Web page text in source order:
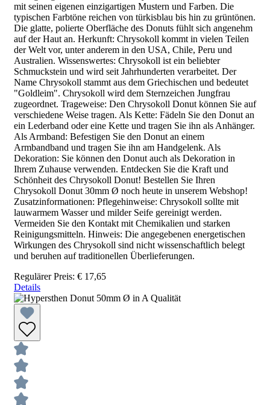
mit seinen eigenen einzigartigen Mustern und Farben. Die
typischen Farbtöne reichen von türkisblau bis hin zu grüntönen.
Die glatte, polierte Oberfläche des Donuts fühlt sich angenehm
auf der Haut an. Herkunft: Chrysokoll kommt in vielen Teilen
der Welt vor, unter anderem in den USA, Chile, Peru und
Australien. Wissenswertes: Chrysokoll ist ein beliebter
Schmuckstein und wird seit Jahrhunderten verarbeitet. Der
Name Chrysokoll stammt aus dem Griechischen und bedeutet
"Goldleim". Chrysokoll wird dem Sternzeichen Jungfrau
zugeordnet. Trageweise: Den Chrysokoll Donut können Sie auf
verschiedene Weise tragen. Als Kette: Fädeln Sie den Donut an
ein Lederband oder eine Kette und tragen Sie ihn als Anhänger.
Als Armband: Befestigen Sie den Donut an einem
Armbandband und tragen Sie ihn am Handgelenk. Als
Dekoration: Sie können den Donut auch als Dekoration in
Ihrem Zuhause verwenden. Entdecken Sie die Kraft und
Schönheit des Chrysokoll Donut! Bestellen Sie Ihren
Chrysokoll Donut 30mm Ø noch heute in unserem Webshop!
Zusatzinformationen: Pflegehinweise: Chrysokoll sollte mit
lauwarmem Wasser und milder Seife gereinigt werden.
Vermeiden Sie den Kontakt mit Chemikalien und starken
Reinigungsmitteln. Hinweis: Die angegebenen energetischen
Wirkungen des Chrysokoll sind nicht wissenschaftlich belegt
und beruhen auf traditionellen Überlieferungen.
Regulärer Preis: € 17,65
Details